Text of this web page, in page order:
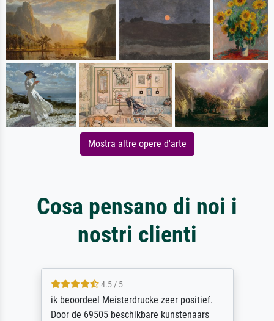
Mostra altre opere d'arte
Cosa pensano di noi i
nostri clienti
4.5 / 5
ik beoordeel Meisterdrucke zeer positief.
Door de 69505 beschikbare kunstenaars